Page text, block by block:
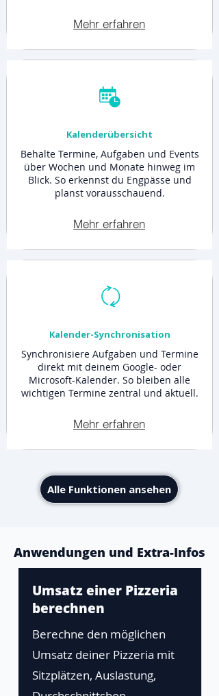
Mehr erfahren
Kalenderübersicht
Behalte Termine, Aufgaben und Events
über Wochen und Monate hinweg im
Blick. So erkennst du Engpässe und
planst vorausschauend.
Mehr erfahren
Kalender-Synchronisation
Synchronisiere Aufgaben und Termine
direkt mit deinem Google- oder
Microsoft-Kalender. So bleiben alle
wichtigen Termine zentral und aktuell.
Mehr erfahren
Alle Funktionen ansehen
Anwendungen und Extra-Infos
Umsatz einer Pizzeria
berechnen
Berechne den möglichen
Umsatz deiner Pizzeria mit
Sitzplätzen, Auslastung,